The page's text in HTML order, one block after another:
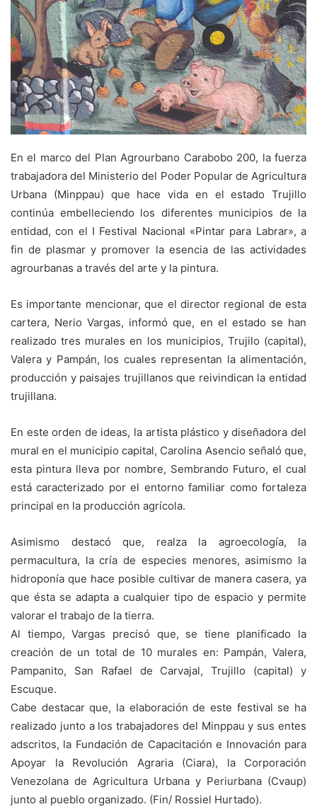
En el marco del Plan Agrourbano Carabobo 200, la fuerza
trabajadora del Ministerio del Poder Popular de Agricultura
Urbana (Minppau) que hace vida en el estado Trujillo
continúa embelleciendo los diferentes municipios de la
entidad, con el I Festival Nacional «Pintar para Labrar», a
fin de plasmar y promover la esencia de las actividades
agrourbanas a través del arte y la pintura.
Es importante mencionar, que el director regional de esta
cartera, Nerio Vargas, informó que, en el estado se han
realizado tres murales en los municipios, Trujilo (capital),
Valera y Pampán, los cuales representan la alimentación,
producción y paisajes trujillanos que reivindican la entidad
trujillana.
En este orden de ideas, la artista plástico y diseñadora del
mural en el municipio capital, Carolina Asencio señaló que,
esta pintura lleva por nombre, Sembrando Futuro, el cual
está caracterizado por el entorno familiar como fortaleza
principal en la producción agrícola.
Asimismo destacó que, realza la agroecología, la
permacultura, la cría de especies menores, asimismo la
hidroponía que hace posible cultivar de manera casera, ya
que ésta se adapta a cualquier tipo de espacio y permite
valorar el trabajo de la tierra.
Al tiempo, Vargas precisó que, se tiene planificado la
creación de un total de 10 murales en: Pampán, Valera,
Pampanito, San Rafael de Carvajal, Trujillo (capital) y
Escuque.
Cabe destacar que, la elaboración de este festival se ha
realizado junto a los trabajadores del Minppau y sus entes
adscritos, la Fundación de Capacitación e Innovación para
Apoyar la Revolución Agraria (Ciara), la Corporación
Venezolana de Agricultura Urbana y Periurbana (Cvaup)
junto al pueblo organizado. (Fin/ Rossiel Hurtado).